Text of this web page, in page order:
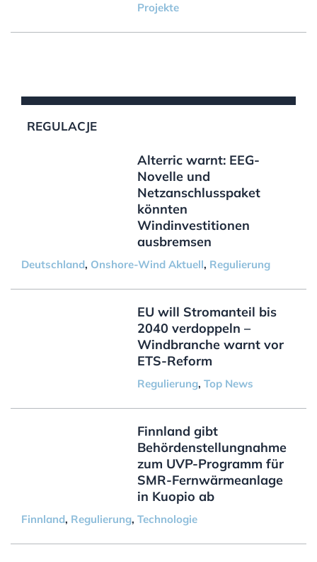
Projekte
REGULACJE
Alterric warnt: EEG-
Novelle und
Netzanschlusspaket
könnten
Windinvestitionen
ausbremsen
Deutschland, Onshore-Wind Aktuell, Regulierung
EU will Stromanteil bis
2040 verdoppeln –
Windbranche warnt vor
ETS-Reform
Regulierung, Top News
Finnland gibt
Behördenstellungnahme
zum UVP-Programm für
SMR-Fernwärmeanlage
in Kuopio ab
Finnland, Regulierung, Technologie